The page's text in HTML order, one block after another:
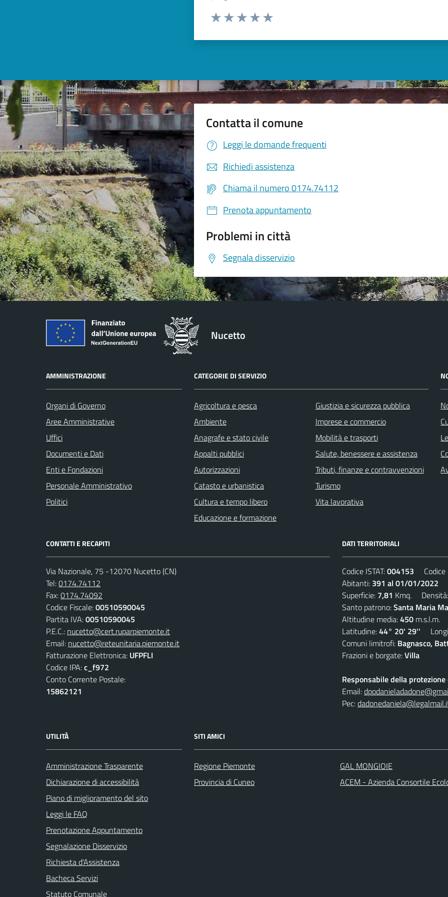
Valuta da 1 a 5 stelle la pagina
Contatta il comune
Leggi le domande frequenti
Richiedi assistenza
Chiama il numero 0174.74112
Prenota appuntamento
Problemi in città
Segnala disservizio
Nucetto
AMMINISTRAZIONE
Organi di Governo
Aree Amministrative
Uffici
Documenti e Dati
Enti e Fondazioni
Personale Amministrativo
Politici
CATEGORIE DI SERVIZIO
Agricoltura e pesca
Ambiente
Anagrafe e stato civile
Appalti pubblici
Autorizzazioni
Catasto e urbanistica
Cultura e tempo libero
Educazione e formazione
Giustizia e sicurezza pubblica
Imprese e commercio
Mobilità e trasporti
Salute, benessere e assistenza
Tributi, finanze e contravvenzioni
Turismo
Vita lavorativa
CONTATTI E RECAPITI
Via Nazionale, 75 -12070 Nucetto (CN)
Tel:0174.74112
Fax:0174.74092
Codice Fiscale:00510590045
Partita IVA:00510590045
P.E.C.: nucetto@cert.ruparpiemonte.it
Email: nucetto@reteunitaria.piemonte.it
Fatturazione Elettronica: UFPFLI
Codice IPA:c_f972
Conto Corrente Postale:
15862121
DATI TERRITORIALI
Codice ISTAT:004153 Codice
Abitanti: 391 al 01/01/2022
Superficie: 7,81 Kmq.
Santo patrono:Santa Maria
Altitudine media:450 m.s.l.m.
Latitudine:44° 20' 29''
Comuni limitrofi: Bagnasco,
Frazioni e borgate:Villa
Responsabile della protezione
Email:
Pec:
UTILITÀ
Amministrazione Trasparente
Dichiarazione di accessibilità
Piano di miglioramento del sito
Leggi le FAQ
Prenotazione Appuntamento
Segnalazione Disservizio
Richiesta d'Assistenza
Bacheca Servizi
Statuto Comunale
SITI AMICI
Regione Piemonte
Provincia di Cuneo
GAL MONGIOIE
ACEM - Azienda Consortile